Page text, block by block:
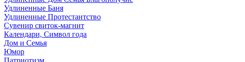
Удлиненные Баня
Удлиненные Протестантство
Сувенир свиток-магнит
Календари, Символ года
Дом и Семья
Юмор
Патриотизм